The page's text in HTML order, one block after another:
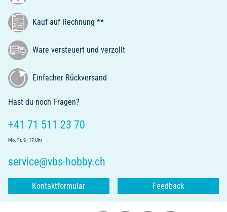
Kauf auf Rechnung **
Ware versteuert und verzollt
Einfacher Rückversand
Hast du noch Fragen?
+41 71 511 23 70
Mo.-Fr. 9 - 17 Uhr
service@vbs-hobby.ch
Kontaktformular Feedback